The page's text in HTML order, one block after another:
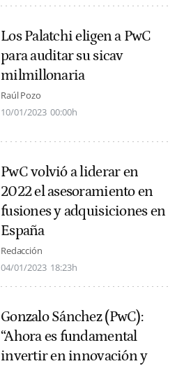
Los Palatchi eligen a PwC
para auditar su sicav
milmillonaria
Raúl Pozo
10/01/2023 00:00h
PwC volvió a liderar en
2022 el asesoramiento en
fusiones y adquisiciones en
España
Redacción
04/01/2023 18:23h
Gonzalo Sánchez (PwC):
“Ahora es fundamental
invertir en innovación y